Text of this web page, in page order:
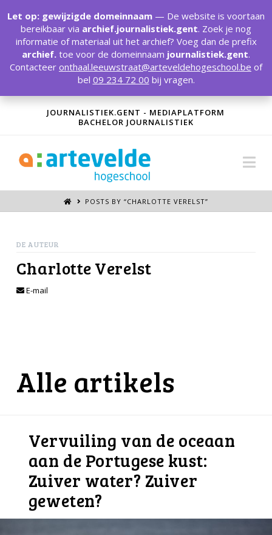
JOURNALISTIEK.GENT - MEDIAPLATFORM
BACHELOR JOURNALISTIEK
POSTS BY “CHARLOTTE VERELST”
DE AUTEUR
Charlotte Verelst
E-mail
Alle artikels
Vervuiling van de oceaan
aan de Portugese kust:
Zuiver water? Zuiver
geweten?
Let op: gewijzigde domeinnaam — De website is voortaan
bereikbaar via archief.journalistiek.gent. Zoek je nog
informatie of materiaal uit het archief? Voeg dan de prefix
archief. toe voor de domeinnaam journalistiek.gent.
Contacteer onthaal.leeuwstraat@arteveldehogeschool.be of
bel 09 234 72 00 bij vragen.